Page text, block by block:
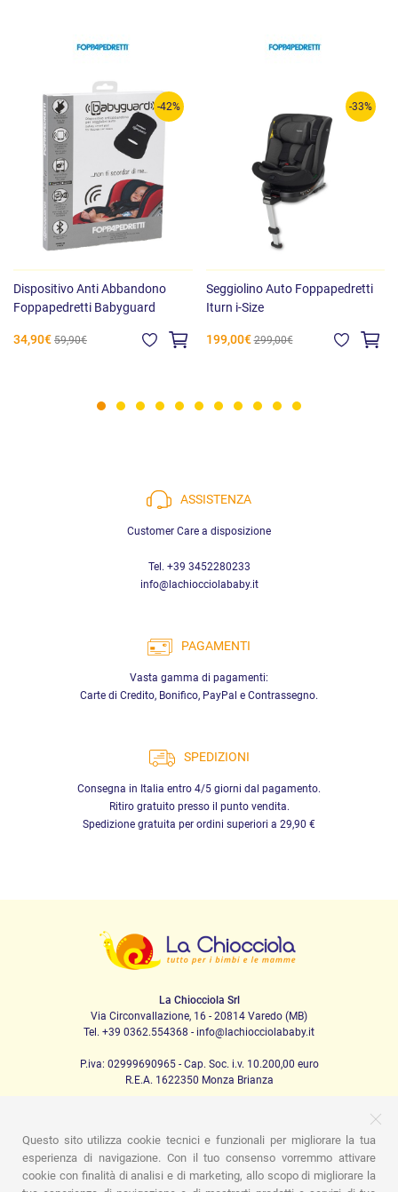
-42%
Dispositivo Anti Abbandono
Foppapedretti Babyguard
34,90€ 59,90€
-33%
Seggiolino Auto Foppapedretti
Iturn i-Size
199,00€ 299,00€
ASSISTENZA
Customer Care a disposizione
Tel. +39 3452280233
info@lachiocciolababy.it
PAGAMENTI
Vasta gamma di pagamenti:
Carte di Credito, Bonifico, PayPal e Contrassegno.
SPEDIZIONI
Consegna in Italia entro 4/5 giorni dal pagamento.
Ritiro gratuito presso il punto vendita.
Spedizione gratuita per ordini superiori a 29,90 €
La Chiocciola Srl
Via Circonvallazione, 16 - 20814 Varedo (MB)
Tel. +39 0362.554368 - info@lachiocciolababy.it
P.iva: 02999690965 - Cap. Soc. i.v. 10.200,00 euro
R.E.A. 1622350 Monza Brianza
PRODOTTI
Passeggio
Seggiolini Auto A casa Pappa
Nanna
Questo sito utilizza cookie tecnici e funzionali per migliorare la tua
esperienza di navigazione. Con il tuo consenso vorremmo attivare
cookie con finalità di analisi e di marketing, allo scopo di migliorare la